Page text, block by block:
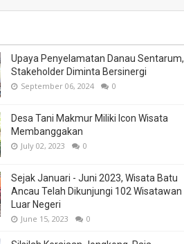
Upaya Penyelamatan Danau Sentarum,
Stakeholder Diminta Bersinergi
September 06, 2024 0
Desa Tani Makmur Miliki Icon Wisata
Membanggakan
July 02, 2023 0
Sejak Januari - Juni 2023, Wisata Batu
Ancau Telah Dikunjungi 102 Wisatawan
Luar Negeri
June 15, 2023 0